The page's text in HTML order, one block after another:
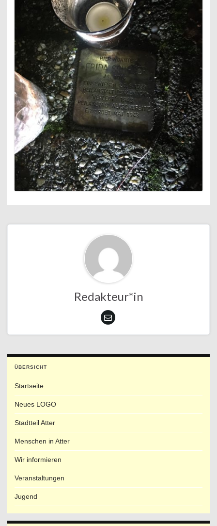
Redakteur*in
ÜBERSICHT
Startseite
Neues LOGO
Stadtteil Atter
Menschen in Atter
Wir informieren
Veranstaltungen
Jugend